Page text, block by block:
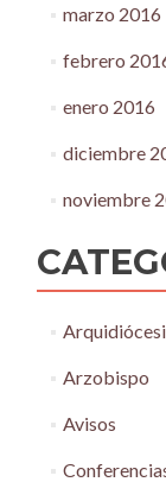
marzo 2016
febrero
enero 2016
diciembre
noviembre
Arzobispo
Avisos